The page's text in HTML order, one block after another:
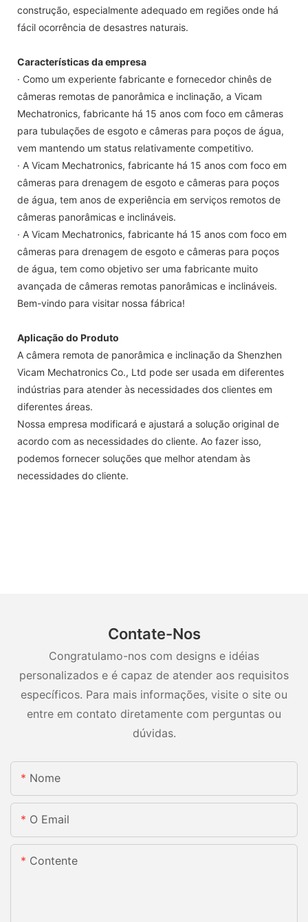
construção, especialmente adequado em regiões onde há
fácil ocorrência de desastres naturais.
Características da empresa
· Como um experiente fabricante e fornecedor chinês de
câmeras remotas de panorâmica e inclinação, a Vicam
Mechatronics, fabricante há 15 anos com foco em câmeras
para tubulações de esgoto e câmeras para poços de água,
vem mantendo um status relativamente competitivo.
· A Vicam Mechatronics, fabricante há 15 anos com foco em
câmeras para drenagem de esgoto e câmeras para poços
de água, tem anos de experiência em serviços remotos de
câmeras panorâmicas e inclináveis.
· A Vicam Mechatronics, fabricante há 15 anos com foco em
câmeras para drenagem de esgoto e câmeras para poços
de água, tem como objetivo ser uma fabricante muito
avançada de câmeras remotas panorâmicas e inclináveis.
Bem-vindo para visitar nossa fábrica!
Aplicação do Produto
A câmera remota de panorâmica e inclinação da Shenzhen
Vicam Mechatronics Co., Ltd pode ser usada em diferentes
indústrias para atender às necessidades dos clientes em
diferentes áreas.
Nossa empresa modificará e ajustará a solução original de
acordo com as necessidades do cliente. Ao fazer isso,
podemos fornecer soluções que melhor atendam às
necessidades do cliente.
Contate-Nos
Congratulamo-nos com designs e idéias
personalizados e é capaz de atender aos requisitos
específicos. Para mais informações, visite o site ou
entre em contato diretamente com perguntas ou
dúvidas.
Nome
O Email
Contente